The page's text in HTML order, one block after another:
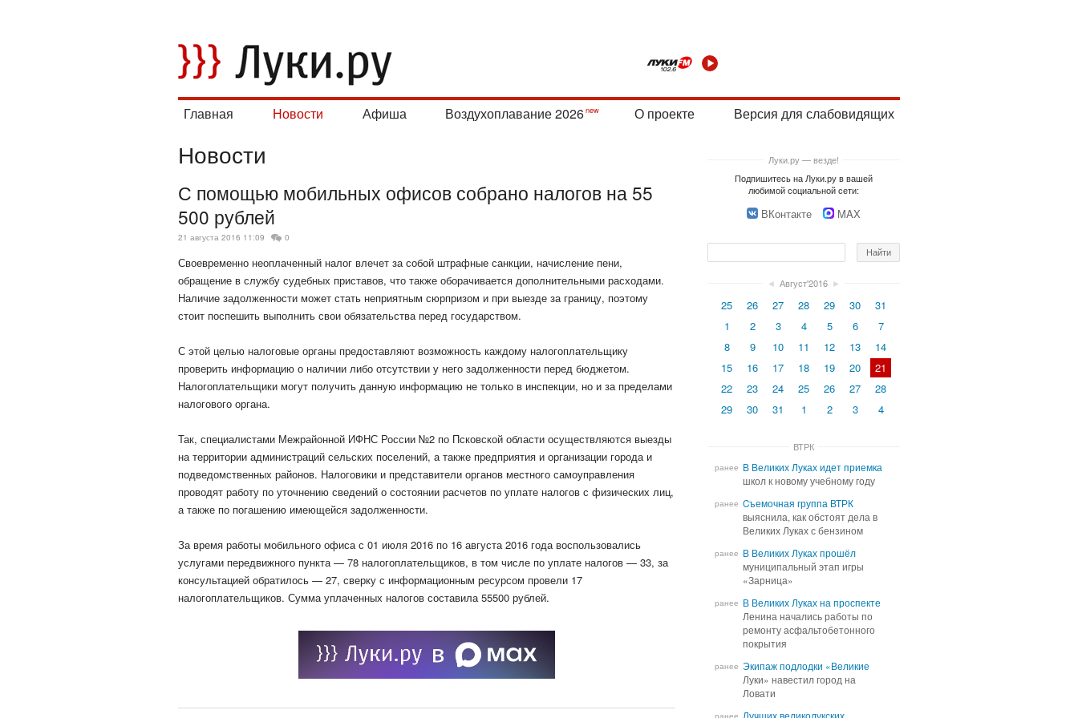
Главная Новости Афиша Воздухоплавание 2026 О проекте Версия для слабовидящих
Новости
С помощью мобильных офисов собрано налогов на 55
500 рублей
21 августа 2016 11:09 0
Своевременно неоплаченный налог влечет за собой штрафные санкции, начисление пени,
обращение в службу судебных приставов, что также оборачивается дополнительными расходами.
Наличие задолженности может стать неприятным сюрпризом и при выезде за границу, поэтому
стоит поспешить выполнить свои обязательства перед государством.
С этой целью налоговые органы предоставляют возможность каждому налогоплательщику
проверить информацию о наличии либо отсутствии у него задолженности перед бюджетом.
Налогоплательщики могут получить данную информацию не только в инспекции, но и за пределами
налогового органа.
Так, специалистами Межрайонной ИФНС России №2 по Псковской области осуществляются выезды
на территории администраций сельских поселений, а также предприятия и организации города и
подведомственных районов. Налоговики и представители органов местного самоуправления
проводят работу по уточнению сведений о состоянии расчетов по уплате налогов с физических лиц,
а также по погашению имеющейся задолженности.
За время работы мобильного офиса с 01 июля 2016 по 16 августа 2016 года воспользовались
услугами передвижного пункта — 78 налогоплательщиков, в том числе по уплате налогов — 33, за
консультацией обратилось — 27, сверку с информационным ресурсом провели 17
налогоплательщиков. Сумма уплаченных налогов составила 55500 рублей.
Луки.ру — везде!
Подпишитесь на Луки.ру в вашей
любимой социальной сети:
ВКонтакте MAX
◄ Август'2016 ►
25 26 27 28 29 30
31
1
2 3 4 5 6
7
8
9 10 11 12 13
14
15
16 17 18 19 20
21
22
23 24 25 26 27
28
29
30 31 1 2 3 4
ВТРК
ранее В Великих Луках идет приемка
школ к новому учебному году
В Великих Луках идет приемка
школ к новому учебному году
ранее Cъемочная группа ВТРК
выяснила, как обстоят дела в
Великих Луках с бензином
Cъемочная группа ВТРК
выяснила, как обстоят дела в
Великих Луках с бензином
ранее В Великих Луках прошёл
муниципальный этап игры
«Зарница»
В Великих Луках прошёл
муниципальный этап игры
«Зарница»
ранее В Великих Луках на проспекте
Ленина начались работы по
ремонту асфальтобетонного
покрытия
В Великих Луках на проспекте
Ленина начались работы по
ремонту асфальтобетонного
покрытия
ранее Экипаж подлодки «Великие
Луки» навестил город на
Ловати
Экипаж подлодки «Великие
Луки» навестил город на
Ловати
ранее Лучших великолукских
Лучших великолукских